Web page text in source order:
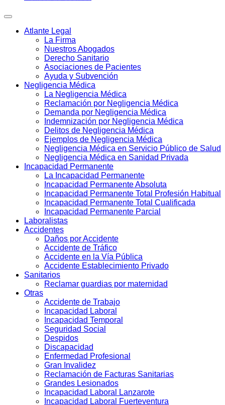
Atlante Legal
La Firma
Nuestros Abogados
Derecho Sanitario
Asociaciones de Pacientes
Ayuda y Subvención
Negligencia Médica
La Negligencia Médica
Reclamación por Negligencia Médica
Demanda por Negligencia Médica
Indemnización por Negligencia Médica
Delitos de Negligencia Médica
Ejemplos de Negligencia Médica
Negligencia Médica en Servicio Público de Salud
Negligencia Médica en Sanidad Privada
Incapacidad Permanente
La Incapacidad Permanente
Incapacidad Permanente Absoluta
Incapacidad Permanente Total Profesión Habitual
Incapacidad Permanente Total Cualificada
Incapacidad Permanente Parcial
Laboralistas
Accidentes
Daños por Accidente
Accidente de Tráfico
Accidente en la Vía Pública
Accidente Establecimiento Privado
Sanitarios
Reclamar guardias por maternidad
Otras
Accidente de Trabajo
Incapacidad Laboral
Incapacidad Temporal
Seguridad Social
Despidos
Discapacidad
Enfermedad Profesional
Gran Invalidez
Reclamación de Facturas Sanitarias
Grandes Lesionados
Incapacidad Laboral Lanzarote
Incapacidad Laboral Fuerteventura